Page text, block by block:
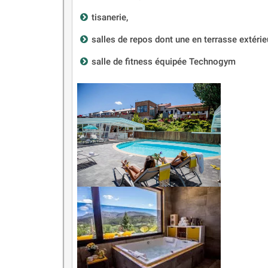
tisanerie,
salles de repos dont une en terrasse
salle de fitness équipée Technogym